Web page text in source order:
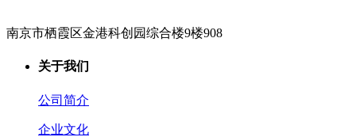
南京市栖霞区金港科创园综合楼9楼908
关于我们
公司简介
企业文化